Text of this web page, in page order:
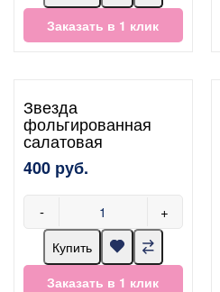
Заказать в 1 клик
Звезда
фольгированная
салатовая
400 руб.
- +
Купить
Заказать в 1 клик